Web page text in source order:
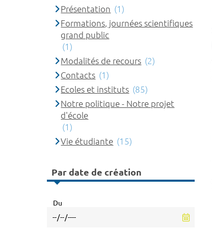
Présentation (1)
Formations, journées scientifiques
grand public
(1)
Modalités de recours (2)
Contacts (1)
Ecoles et instituts (85)
Notre politique - Notre projet
d'école
(1)
Vie étudiante (15)
Par date de création
Du